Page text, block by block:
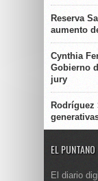
Reserva
aumento
Cynthia
Gobierno
jury
Rodríguez
EL
El diario